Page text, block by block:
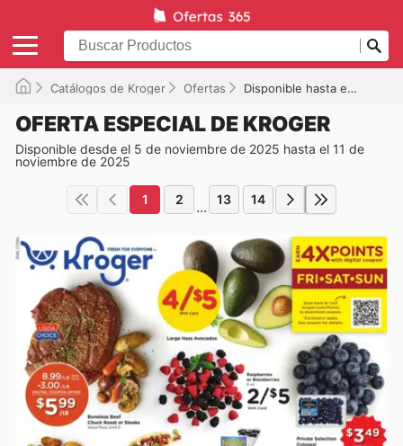
Catálogos de Kroger Ofertas Disponible hasta el 11/11/2025
OFERTA ESPECIAL DE KROGER
Disponible desde el 5 de noviembre de 2025 hasta el 11 de
noviembre de 2025
1 2 ... 13 14